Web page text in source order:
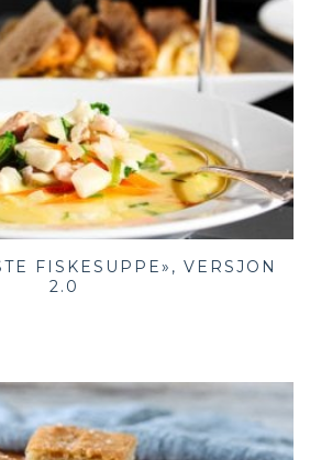
FISKESUPPE», VERSJON
2.0